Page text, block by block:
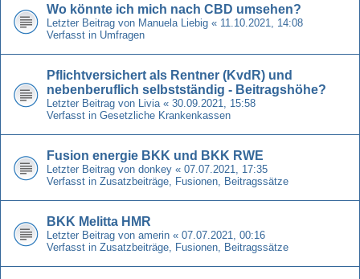
Wo könnte ich mich nach CBD umsehen?
Letzter Beitrag von Manuela Liebig « 11.10.2021, 14:08
Verfasst in Umfragen
Pflichtversichert als Rentner (KvdR) und
nebenberuflich selbstständig - Beitragshöhe?
Letzter Beitrag von Livia « 30.09.2021, 15:58
Verfasst in Gesetzliche Krankenkassen
Fusion energie BKK und BKK RWE
Letzter Beitrag von donkey « 07.07.2021, 17:35
Verfasst in Zusatzbeiträge, Fusionen, Beitragssätze
BKK Melitta HMR
Letzter Beitrag von amerin « 07.07.2021, 00:16
Verfasst in Zusatzbeiträge, Fusionen, Beitragssätze